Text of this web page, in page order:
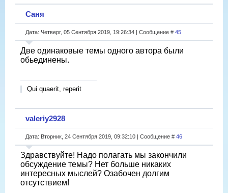
Саня
Дата: Четверг, 05 Сентября 2019, 19:26:34 | Сообщение # 45
Две одинаковые темы одного автора были
обьединены.
Qui quaerit, reperit
valeriy2928
Дата: Вторник, 24 Сентября 2019, 09:32:10 | Сообщение # 46
Здравствуйте! Надо полагать мы закончили
обсуждение темы? Нет больше никаких
интересных мыслей? Озабочен долгим
отсутствием!